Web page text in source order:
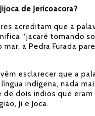
de Jericoacora?
acreditam que a
“jacaré tomando
a Pedra Furada
esclarecer que a
indígena, nada
de dois índios que
Ji e Joca.